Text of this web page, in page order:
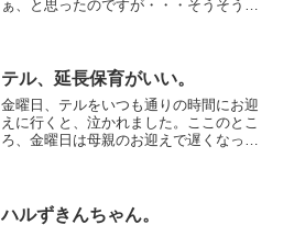
ぁ、と思ったのですが・・・そうそう、
テル、延長保育がいい。
金曜日、テルをいつも通りの時間にお迎
えに行くと、泣かれました。ここのとこ
ろ、金曜日は母親のお迎えで遅くなって
のお部屋は面白いオモチャ...
ハルずきんちゃん。